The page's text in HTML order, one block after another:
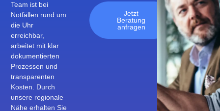
Team ist bei
Notfällen rund um
die Uhr
erreichbar,
arbeitet mit klar
dokumentierten
Prozessen und
transparenten
Kosten. Durch
unsere regionale
Nähe erhalten Sie
Jetzt
Beratung
anfragen